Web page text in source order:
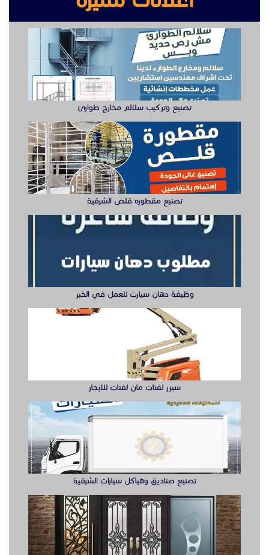
تصنيع مقطوره قلص الشرقية
وظيفة دهان سيارت للعمل في الخبر
تصنيع صناديق وهياكل سيارات الشرقية
ابواب حديد ليزر او مشغول الشرقيه